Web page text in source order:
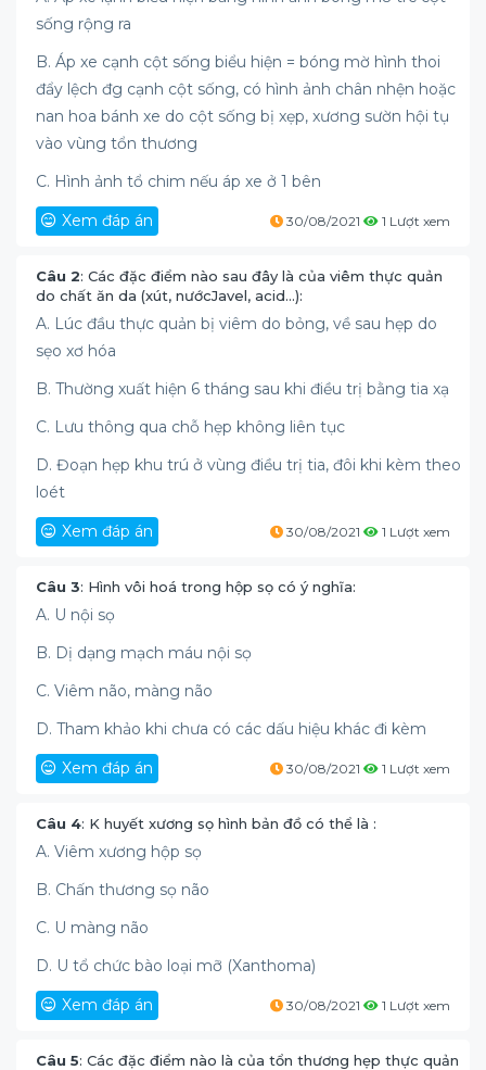
sống rộng ra
B. Áp xe cạnh cột sống biểu hiện = bóng mờ hình thoi
đẩy lệch đg cạnh cột sống, có hình ảnh chân nhện hoặc
nan hoa bánh xe do cột sống bị xẹp, xương sườn hội tụ
vào vùng tổn thương
C. Hình ảnh tổ chim nếu áp xe ở 1 bên
Xem đáp án
30/08/2021 1 Lượt xem
Câu 2: Các đặc điểm nào sau đây là của viêm thực quản
do chất ăn da (xút, nướcJavel, acid…):
A. Lúc đầu thực quản bị viêm do bỏng, về sau hẹp do
sẹo xơ hóa
B. Thường xuất hiện 6 tháng sau khi điều trị bằng tia xạ
C. Lưu thông qua chỗ hẹp không liên tục
D. Đoạn hẹp khu trú ở vùng điều trị tia, đôi khi kèm theo
loét
Xem đáp án
30/08/2021 1 Lượt xem
Câu 3: Hình vôi hoá trong hộp sọ có ý nghĩa:
A. U nội sọ
B. Dị dạng mạch máu nội sọ
C. Viêm não, màng não
D. Tham khảo khi chưa có các dấu hiệu khác đi kèm
Xem đáp án
30/08/2021 1 Lượt xem
Câu 4: K huyết xương sọ hình bản đồ có thể là :
A. Viêm xương hộp sọ
B. Chấn thương sọ não
C. U màng não
D. U tổ chức bào loại mỡ (Xanthoma)
Xem đáp án
30/08/2021 1 Lượt xem
Câu 5: Các đặc điểm nào là của tổn thương hẹp thực quản